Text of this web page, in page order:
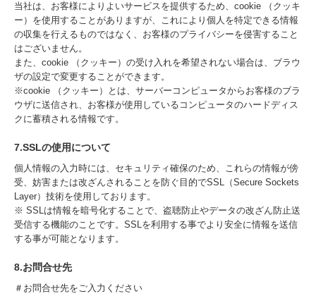
当社は、お客様によりよいサービスを提供するため、cookie （クッキ
ー）を使用することがありますが、これにより個人を特定できる情報
の収集を行えるものではなく、お客様のプライバシーを侵害すること
はございません。
また、cookie （クッキー）の受け入れを希望されない場合は、ブラウ
ザの設定で変更することができます。
※cookie （クッキー）とは、サーバーコンピュータからお客様のブラ
ウザに送信され、お客様が使用しているコンピュータのハードディス
クに蓄積される情報です。
7.SSLの使用について
個人情報の入力時には、セキュリティ確保のため、これらの情報が傍
受、妨害または改ざんされることを防ぐ目的でSSL（Secure Sockets
Layer）技術を使用しております。
※ SSLは情報を暗号化することで、盗聴防止やデータの改ざん防止送
受信する機能のことです。SSLを利用する事でより安全に情報を送信
する事が可能となります。
8.お問合せ先
＃お問合せ先をご入力ください